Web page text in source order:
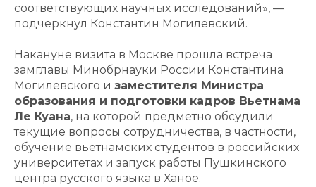
соответствующих научных исследований», —
подчеркнул Константин Могилевский.
Накануне визита в Москве прошла встреча
замглавы Минобрнауки России Константина
Могилевского и заместителя Министра
образования и подготовки кадров Вьетнама
Ле Куана, на которой предметно обсудили
текущие вопросы сотрудничества, в частности,
обучение вьетнамских студентов в российских
университетах и запуск работы Пушкинского
центра русского языка в Ханое.